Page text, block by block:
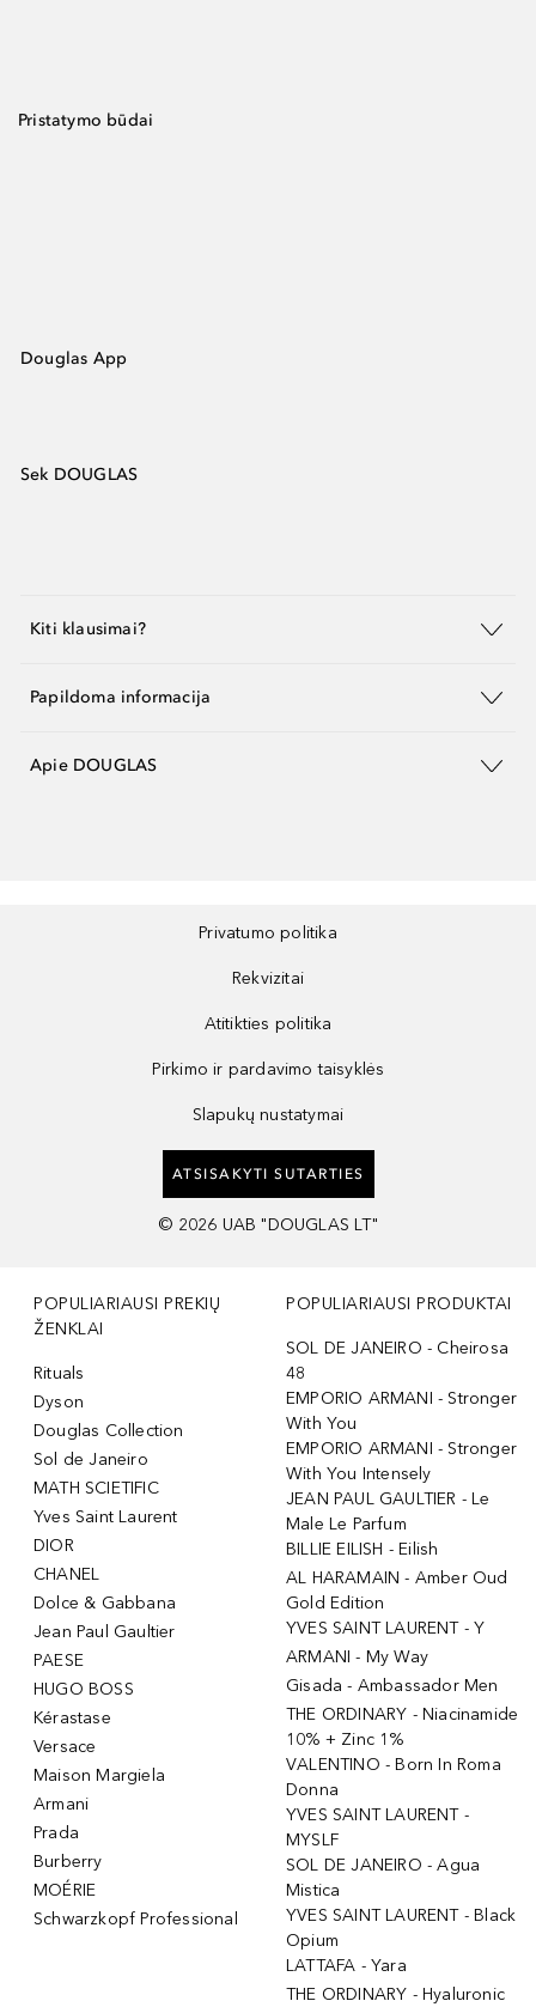
Pristatymo būdai
Douglas App
Sek DOUGLAS
Kiti klausimai?
Papildoma informacija
Apie DOUGLAS
Privatumo politika
Rekvizitai
Atitikties politika
Pirkimo ir pardavimo taisyklės
Slapukų nustatymai
ATSISAKYTI SUTARTIES
© 2026 UAB "DOUGLAS LT"
POPULIARIAUSI PREKIŲ
ŽENKLAI
Rituals
Dyson
Douglas Collection
Sol de Janeiro
MATH SCIETIFIC
Yves Saint Laurent
DIOR
CHANEL
Dolce & Gabbana
Jean Paul Gaultier
PAESE
HUGO BOSS
Kérastase
Versace
Maison Margiela
Armani
Prada
Burberry
MOÉRIE
Schwarzkopf Professional
POPULIARIAUSI PRODUKTAI
SOL DE JANEIRO - Cheirosa
48
EMPORIO ARMANI - Stronger
With You
EMPORIO ARMANI - Stronger
With You Intensely
JEAN PAUL GAULTIER - Le
Male Le Parfum
BILLIE EILISH - Eilish
AL HARAMAIN - Amber Oud
Gold Edition
YVES SAINT LAURENT - Y
ARMANI - My Way
Gisada - Ambassador Men
THE ORDINARY - Niacinamide
10% + Zinc 1%
VALENTINO - Born In Roma
Donna
YVES SAINT LAURENT -
MYSLF
SOL DE JANEIRO - Agua
Mistica
YVES SAINT LAURENT - Black
Opium
LATTAFA - Yara
THE ORDINARY - Hyaluronic